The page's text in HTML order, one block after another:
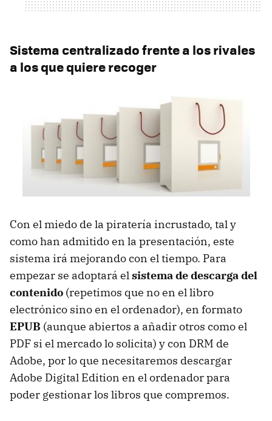
Sistema centralizado frente a los rivales
a los que quiere recoger
Con el miedo de la piratería incrustado, tal y
como han admitido en la presentación, este
sistema irá mejorando con el tiempo. Para
empezar se adoptará elsistema de descarga del
contenido (repetimos que no en el libro
electrónico sino en el ordenador), en formato
EPUB (aunque abiertos a añadir otros como el
PDF si el mercado lo solicita) y con DRM de
Adobe, por lo que necesitaremos descargar
Adobe Digital Edition en el ordenador para
poder gestionar los libros que compremos.